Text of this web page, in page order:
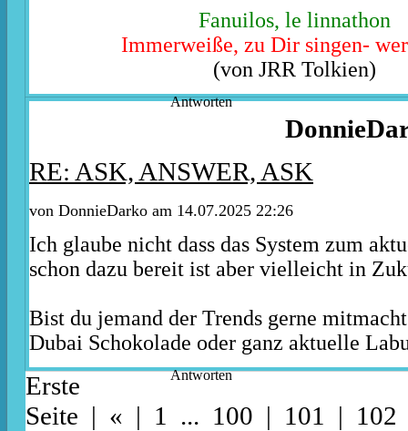
Fanuilos, le linnathon
Immerweiße, zu Dir singen-
(von JRR Tolkien)
Antworten
RE: ASK, ANSWER, ASK
von DonnieDarko am 14.07.2025 22:26
Ich glaube nicht dass das System zum
schon dazu bereit ist aber vielleicht in
Bist du jemand der Trends gerne
Dubai Schokolade oder ganz aktuelle
Antworten
Erste
Seite | « | 1 ... 100 | 101 |